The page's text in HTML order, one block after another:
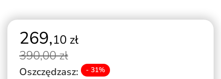
269,10 zł
390,00 zł
Oszczędzasz: - 31%